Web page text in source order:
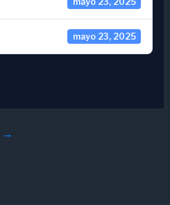
mayo 23, 2025
→